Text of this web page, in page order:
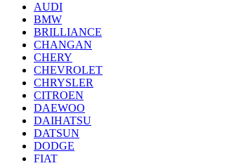
AUDI
BMW
BRILLIANCE
CHANGAN
CHERY
CHEVROLET
CHRYSLER
CITROEN
DAEWOO
DAIHATSU
DATSUN
DODGE
FIAT